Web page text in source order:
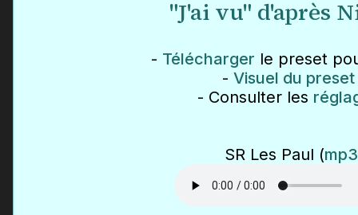
"J'ai vu" d'après
- Télécharger le preset
- Visuel du preset
- Consulter les
SR Les Paul (mp3